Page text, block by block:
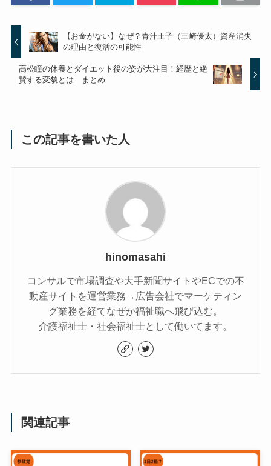
【お金がない】なぜ？青汁王子（三崎優太）資産消失
の理由と復活の可能性
高松瞳の休養とダイエット後の姿が大注目！経歴と絶
賛する変貌とは まとめ
この記事を書いた人
hinomasahi
コンサルで市場調査や大手新聞サイトやECでの不
動産サイトを運営業務→広告会社でマーケティン
グ業務を経てなぜか福祉職へ飛び込む。
介護福祉士・社会福祉士として働いてます。
関連記事